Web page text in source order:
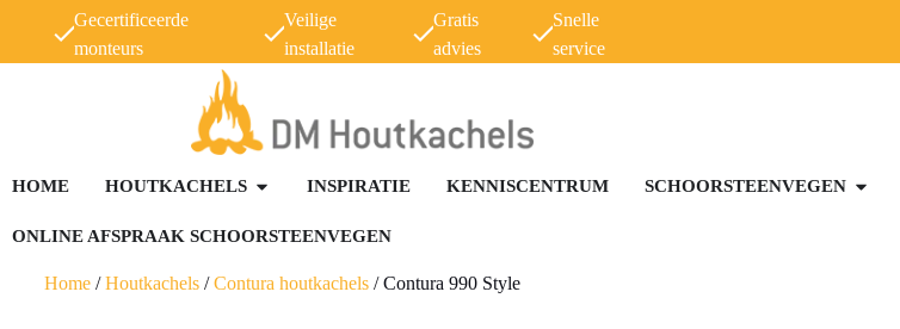
Gecertificeerde
monteurs
Veilige
installatie
Gratis
advies
Snelle
service
HOME HOUTKACHELS INSPIRATIE KENNISCENTRUM SCHOORSTEENVEGEN
ONLINE AFSPRAAK SCHOORSTEENVEGEN
Home /Houtkachels /Contura houtkachels /Contura 990 Style